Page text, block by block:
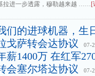
拉进一步透露，穆勒越来越 ……[
们的进球机器，生
戈萨转会达协议
07-
薪1400万 在红军
会塞尔塔达协议
07-